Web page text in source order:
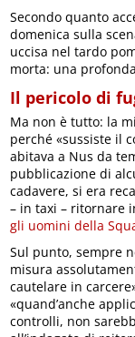
Secondo quanto
domenica sulla
uccisa nel tardo
morta: una
Il pericolo di
Ma non è tutto: la
perché «sussiste il
abitava a Nus da
pubblicazione di
cadavere, si era
– in taxi – ritornare
gli uomini della
Sul punto, sempre
misura
cautelare in
«quand’anche
controlli, non